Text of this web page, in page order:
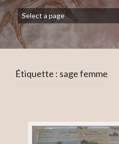
Étiquette : sage femme